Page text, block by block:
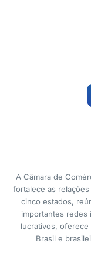
A Câmara de
fortalece as
cinco estados,
importantes redes
lucrativos, oferece
Brasil e